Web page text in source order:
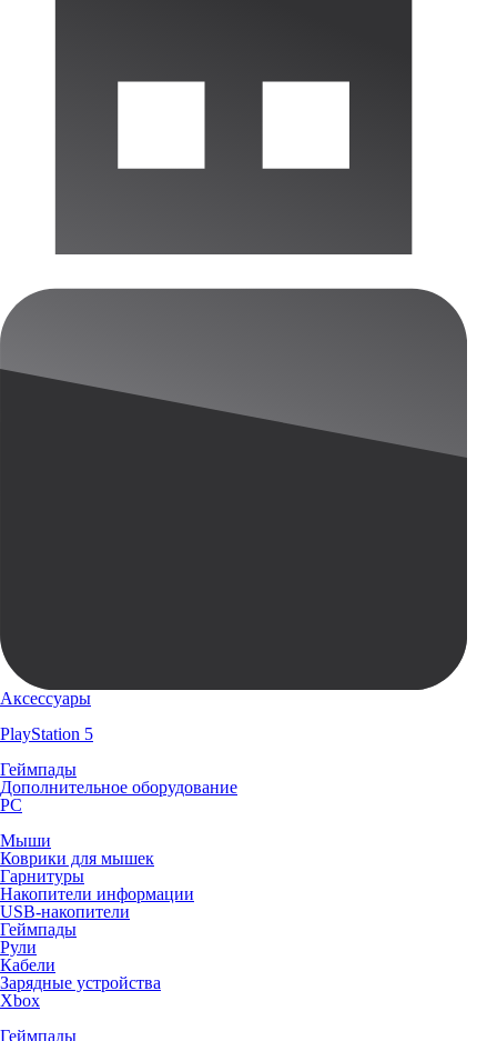
Аксессуары
PlayStation 5
Геймпады
Дополнительное оборудование
PC
Мыши
Коврики для мышек
Гарнитуры
Накопители информации
USB-накопители
Геймпады
Рули
Кабели
Зарядные устройства
Xbox
Геймпады